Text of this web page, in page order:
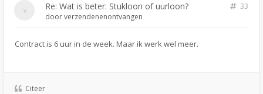
Re: Wat is beter: Stukloon of uurloon?
33
doorverzendenenontvangen
Contract is 6 uur in de week. Maar ik werk wel meer.
Citeer